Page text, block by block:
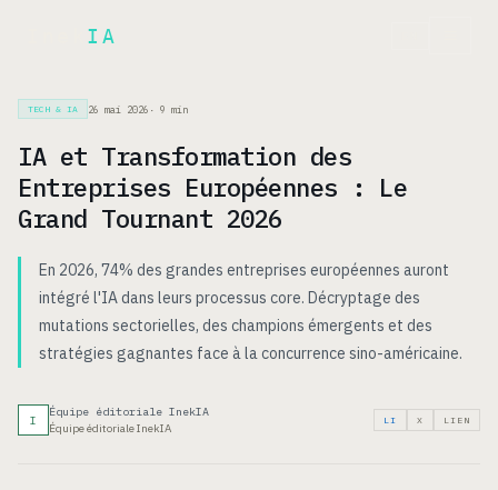
IA
TECH & IA 26 mai 2026 · 9 min
IA et Transformation des
Entreprises Européennes : Le
Grand Tournant 2026
En 2026, 74% des grandes entreprises européennes auront
intégré l'IA dans leurs processus core. Décryptage des
mutations sectorielles, des champions émergents et des
stratégies gagnantes face à la concurrence sino-américaine.
I
Équipe éditoriale InekIA
Équipe éditoriale InekIA
LI X LIEN